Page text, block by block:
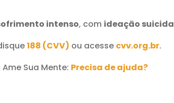
intenso, com ideação suicida
188 (CVV) ou acesse cvv.org.br.
Sua Mente: Precisa de ajuda?